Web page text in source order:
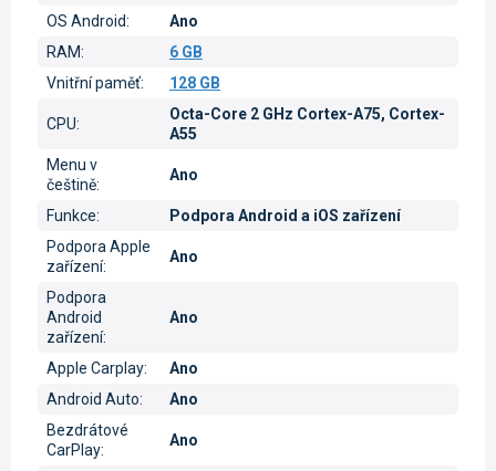
OS Android:
Ano
RAM:
6 GB
Vnitřní paměť: 128 GB
CPU:
Octa-Core 2 GHz Cortex-A75, Cortex-
A55
Menu v
češtině:
Ano
Funkce:
Podpora Android a iOS zařízení
Podpora Apple
zařízení:
Ano
Podpora
Android
zařízení:
Ano
Apple Carplay:
Ano
Android Auto:
Ano
Bezdrátové
CarPlay:
Ano